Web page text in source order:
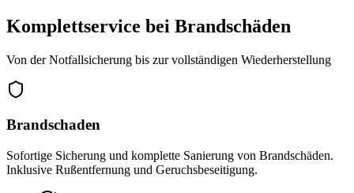
Komplettservice bei Brandschäden
Von der Notfallsicherung bis zur vollständigen Wiederherstellung
Brandschaden
Sofortige Sicherung und komplette Sanierung von Brandschäden.
Inklusive Rußentfernung und Geruchsbeseitigung.